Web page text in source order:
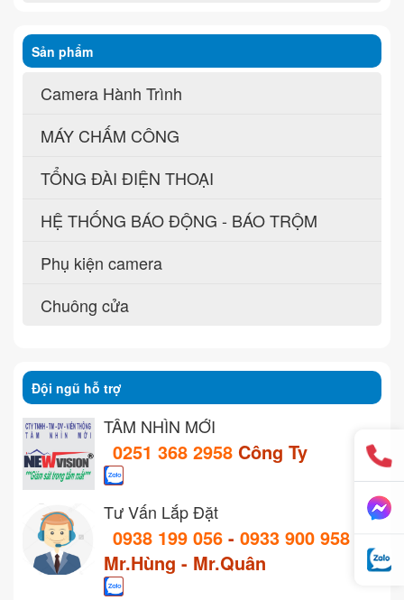
Sản phẩm
Camera Hành Trình
MÁY CHẤM CÔNG
TỔNG ĐÀI ĐIỆN THOẠI
HỆ THỐNG BÁO ĐỘNG - BÁO TRỘM
Phụ kiện camera
Chuông cửa
Đội ngũ hỗ trợ
TẦM NHÌN MỚI
0251 368 2958 Công Ty
Tư Vấn Lắp Đặt
0938 199 056 - 0933 900 958
Mr.Hùng - Mr.Quân